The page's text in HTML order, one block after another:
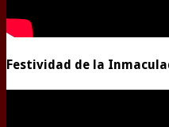
Festividad de la